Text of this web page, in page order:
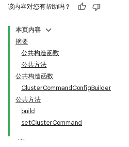
该内容对您有帮助吗？
本页内容
摘要
公共构造函数
公共方法
公共构造函数
ClusterCommandConfigBuilder
公共方法
build
setClusterCommand